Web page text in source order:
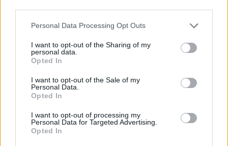
Please note that this website/app uses one or more Google
not limited to your visit or usage behaviour. You may click to
grant or deny consent to Google and its third-party tags to
use your data for below specified purposes in below Google
consent section.
Personal Data Processing Opt Outs
I want to opt-out of the Sharing of my
personal data.
Opted In
I want to opt-out of the Sale of my
Personal Data.
Opted In
I want to opt-out of processing my
Personal Data for Targeted Advertising.
Opted In
VIBE Budapest
találkozik
Opera! - filmajánló